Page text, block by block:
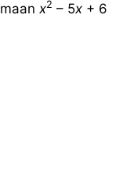
x2 – 5x + 6